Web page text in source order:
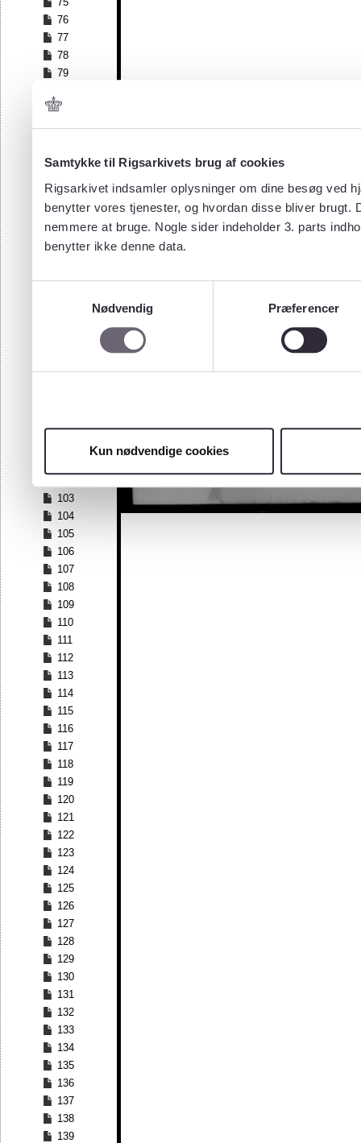
Samtykke til Rigsarkivets brug af cookies
Rigsarkivet indsamler oplysninger om dine besøg ved
benytter vores tjenester, og hvordan disse bliver
nemmere at bruge. Nogle sider indeholder 3. parts
benytter ikke denne data.
Nødvendig
Præferencer
Kun nødvendige cookies
76
77
78
79
81
82
84
86
87
88
89
96
99
103
104
105
106
107
108
109
110
111
112
113
114
115
116
117
118
119
120
121
122
123
124
125
126
127
128
129
130
131
132
133
134
135
136
137
138
139